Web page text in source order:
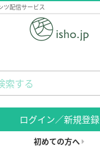
ツ配信サービス
ログイン／新規登録
初めての方へ